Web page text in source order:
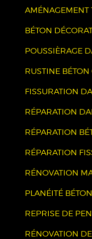
AMÉNAGEMENT
BÉTON
POUSSIÈRAGE
RUSTINE BÉTON
FISSURATION
RÉPARATION
RÉPARATION
RÉPARATION
RÉNOVATION
PLANÉITÉ
REPRISE DE
RÉNOVATION